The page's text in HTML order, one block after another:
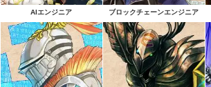
AIエンジニア ブロックチェーンエンジニア